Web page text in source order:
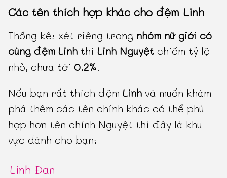
Các tên thích hợp khác cho đệm Linh
Thống kê: xét riêng trong nhóm nữ giới có
cùng đệm Linh thìLinh Nguyệt chiếm tỷ lệ
nhỏ, chưa tới0.2%.
Nếu bạn rất thích đệmLinh và muốn khám
phá thêm các tên chính khác có thể phù
hợp hơn tên chính Nguyệt thì đây là khu
vực dành cho bạn:
Linh Đan